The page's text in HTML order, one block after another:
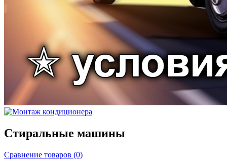
Стиральные машины
Сравнение товаров (0)